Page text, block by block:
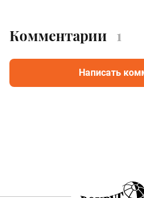
Комментарии 1
Написать